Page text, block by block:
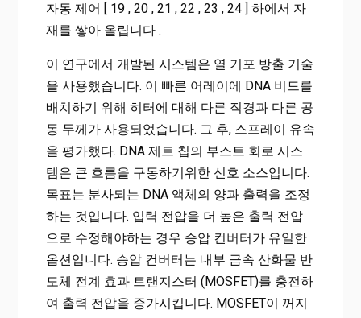
자동 제어 [ 19 , 20 , 21 , 22 , 23 , 24 ] 하에서 자
재를 쌓아 올립니다 .
이 연구에서 개발된 시스템은 열 기포 방출 기술
을 사용했습니다. 이 빠른 어레이에 DNA 비드를
배치하기 위해 히터에 대해 다른 직경과 다른 공
동 두께가 사용되었습니다. 그 후, 스프레이 유속
을 평가했다. DNA 제트 칩의 부스트 회로 시스
템은 큰 흐름을 구동하기위한 신호 소스입니다.
목표는 분사되는 DNA 액체의 양과 출력을 조정
하는 것입니다. 입력 전압을 더 높은 출력 전압
으로 수정해야하는 경우 승압 컨버터가 유일한
옵션입니다. 승압 컨버터는 내부 금속 산화물 반
도체 전계 효과 트랜지스터 (MOSFET)를 충전하
여 출력 전압을 증가시킵니다. MOSFET이 꺼지